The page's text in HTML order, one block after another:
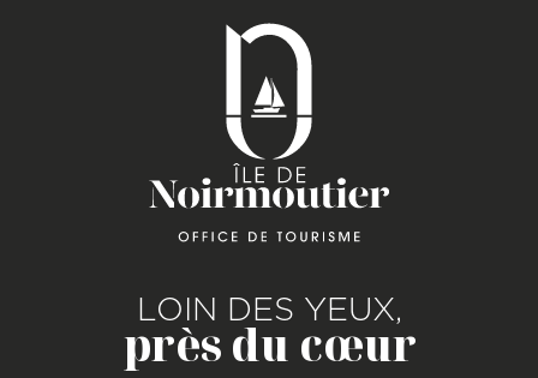
LOIN DES YEUX,
près du cœur